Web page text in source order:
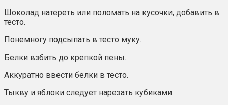
Шоколад натереть или поломать на кусочки, добавить в
тесто.
Понемногу подсыпать в тесто муку.
Белки взбить до крепкой пены.
Аккуратно ввести белки в тесто.
Тыкву и яблоки следует нарезать кубиками.